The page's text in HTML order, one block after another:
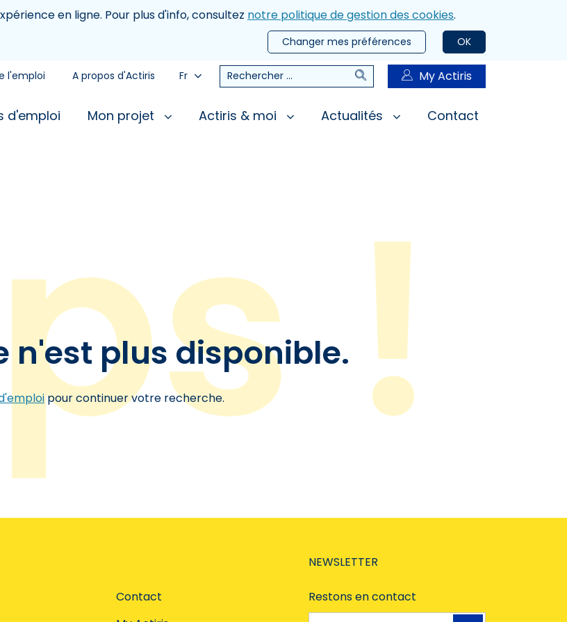
en ligne. Pour plus d'info, consultez notre politique de gestion des cookies.
OK
Changer mes préférences
l'emploi A propos d'Actiris Fr Rechercher RechercherMy Actiris
d'emploi Mon projet Actiris & moi Actualités Contact
n'est plus disponible.
pour continuer votre recherche.
Contact
NEWSLETTER
Restons en contact